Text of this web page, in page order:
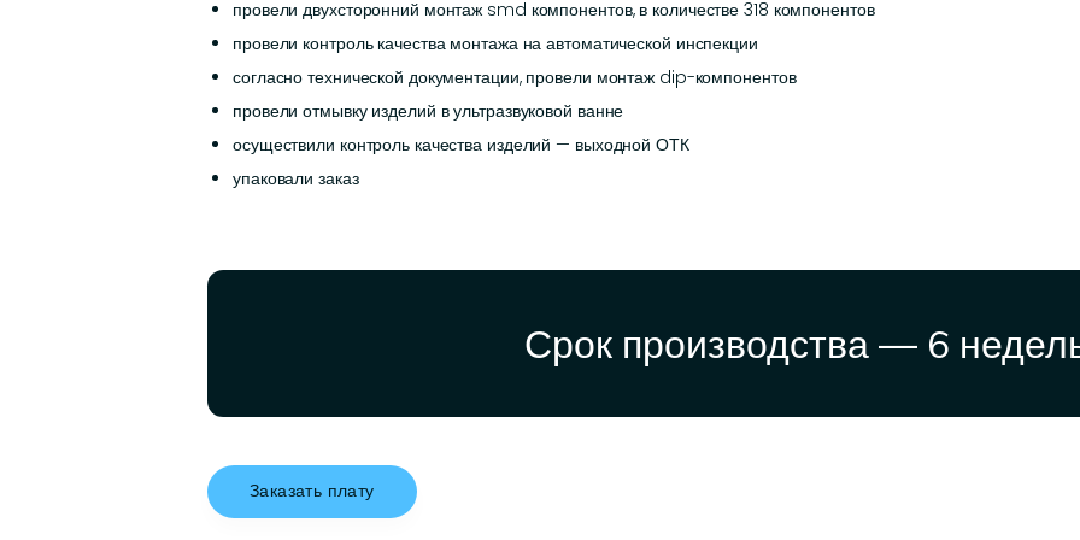
провели двухсторонний монтаж smd компонентов, в количестве 318 компонентов
провели контроль качества монтажа на автоматической инспекции
согласно технической документации, провели монтаж dip-компонентов
провели отмывку изделий в ультразвуковой ванне
осуществили контроль качества изделий — выходной ОТК
упаковали заказ
Срок производства — 6
Заказать плату